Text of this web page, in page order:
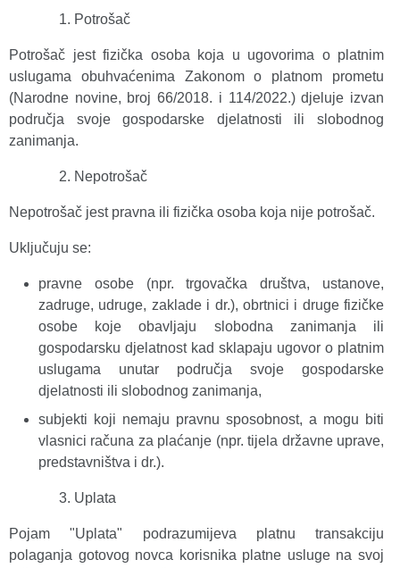
Potrošač
Potrošač jest fizička osoba koja u ugovorima o platnim
uslugama obuhvaćenima Zakonom o platnom prometu
(Narodne novine, broj 66/2018. i 114/2022.) djeluje izvan
područja svoje gospodarske djelatnosti ili slobodnog
zanimanja.
Nepotrošač
Nepotrošač jest pravna ili fizička osoba koja nije potrošač.
Uključuju se:
pravne osobe (npr. trgovačka društva, ustanove,
zadruge, udruge, zaklade i dr.), obrtnici i druge fizičke
osobe koje obavljaju slobodna zanimanja ili
gospodarsku djelatnost kad sklapaju ugovor o platnim
uslugama unutar područja svoje gospodarske
djelatnosti ili slobodnog zanimanja,
subjekti koji nemaju pravnu sposobnost, a mogu biti
vlasnici računa za plaćanje (npr. tijela državne uprave,
predstavništva i dr.).
Uplata
Pojam "Uplata" podrazumijeva platnu transakciju
polaganja gotovog novca korisnika platne usluge na svoj